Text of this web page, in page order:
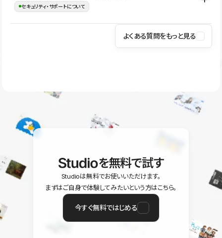
す。
の暗号化、データ保護、アクセス管理、脆弱性対策など、複数の観
はSSL/TLSによる通信暗号化に対応しており、悪質なスクリプトの
セキュリティ・サポートについて
操作方法や機能については、ヘルプセンターでご確認いただけま
ユーザー同士で質問・相談できるコミュニティもご利用ください。
よくある質問をもっと見る
を無料で試す
Studioは無料でお使いいただけます。
まずはご自身で体験してみたいという方はこちら。
今すぐ無料ではじめる